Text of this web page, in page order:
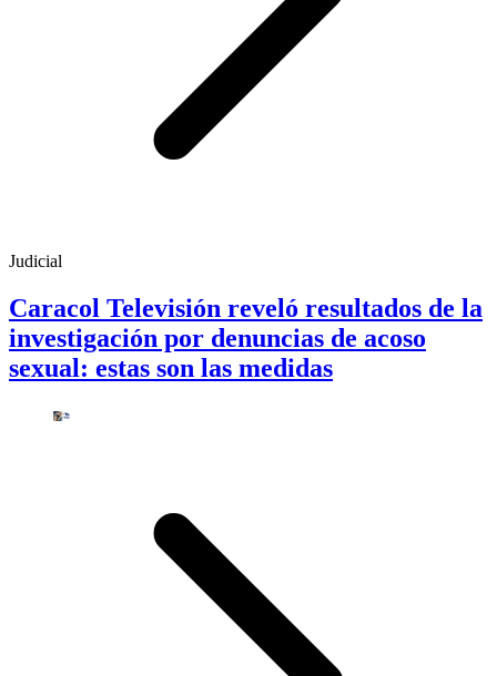
Judicial
Caracol Televisión reveló resultados de la
investigación por denuncias de acoso
sexual: estas son las medidas